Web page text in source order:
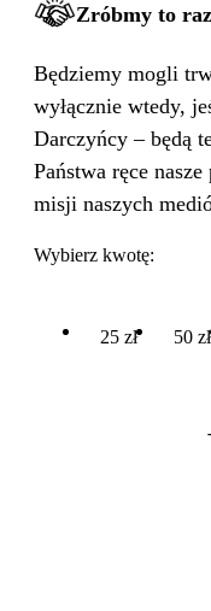
Zróbmy to
Będziemy mogli
wyłącznie wtedy,
Darczyńcy – będą
Państwa ręce
misji naszych
Wybierz kwotę:
25 zł 50 zł